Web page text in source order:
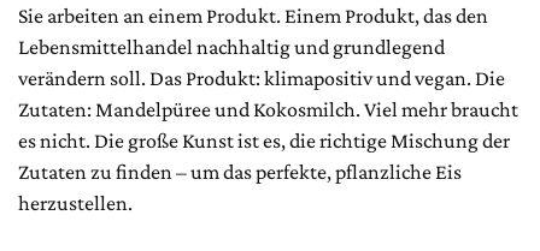
Sie arbeiten an einem Produkt. Einem Produkt, das den
Lebensmittelhandel nachhaltig und grundlegend
verändern soll. Das Produkt: klimapositiv und vegan. Die
Zutaten: Mandelpüree und Kokosmilch. Viel mehr braucht
es nicht. Die große Kunst ist es, die richtige Mischung der
Zutaten zu finden – um das perfekte, pflanzliche Eis
herzustellen.